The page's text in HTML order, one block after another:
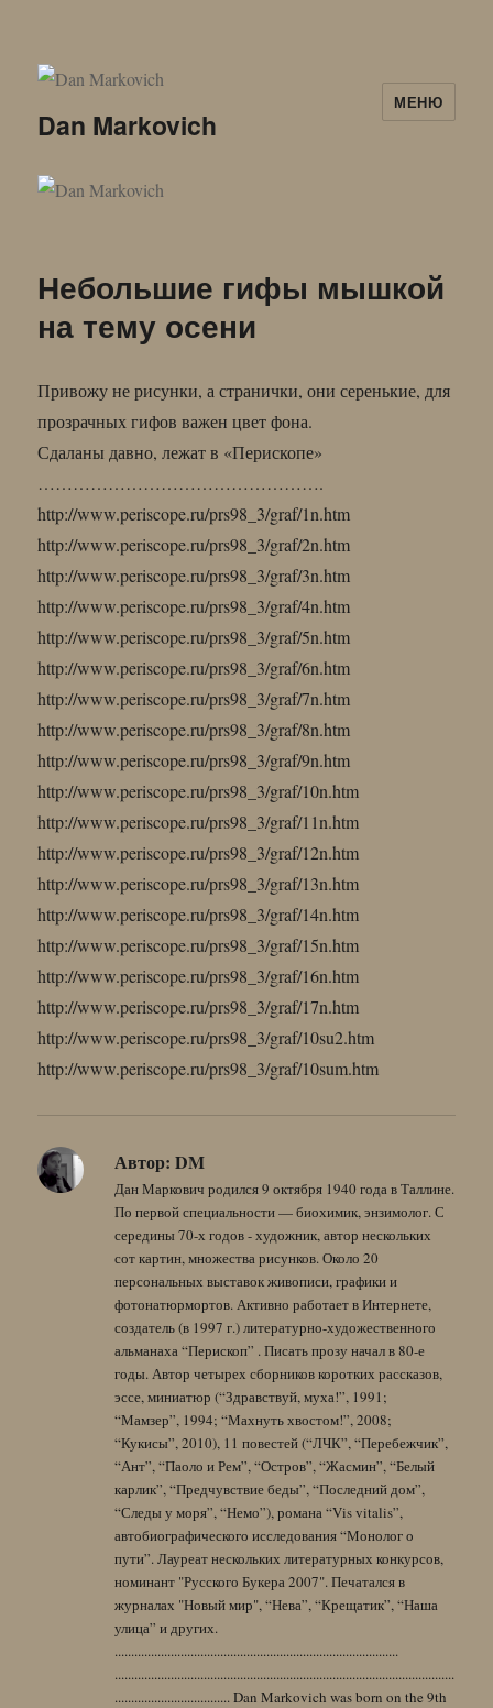
Dan Markovich
МЕНЮ
Небольшие гифы мышкой
на тему осени
Привожу не рисунки, а странички, они серенькие, для
прозрачных гифов важен цвет фона.
Сдаланы давно, лежат в «Перископе»
………………………………………….
http://www.periscope.ru/prs98_3/graf/1n.htm
http://www.periscope.ru/prs98_3/graf/2n.htm
http://www.periscope.ru/prs98_3/graf/3n.htm
http://www.periscope.ru/prs98_3/graf/4n.htm
http://www.periscope.ru/prs98_3/graf/5n.htm
http://www.periscope.ru/prs98_3/graf/6n.htm
http://www.periscope.ru/prs98_3/graf/7n.htm
http://www.periscope.ru/prs98_3/graf/8n.htm
http://www.periscope.ru/prs98_3/graf/9n.htm
http://www.periscope.ru/prs98_3/graf/10n.htm
http://www.periscope.ru/prs98_3/graf/11n.htm
http://www.periscope.ru/prs98_3/graf/12n.htm
http://www.periscope.ru/prs98_3/graf/13n.htm
http://www.periscope.ru/prs98_3/graf/14n.htm
http://www.periscope.ru/prs98_3/graf/15n.htm
http://www.periscope.ru/prs98_3/graf/16n.htm
http://www.periscope.ru/prs98_3/graf/17n.htm
http://www.periscope.ru/prs98_3/graf/10su2.htm
http://www.periscope.ru/prs98_3/graf/10sum.htm
Автор: DM
Дан Маркович родился 9 октября 1940 года в Таллине.
По первой специальности — биохимик, энзимолог. С
середины 70-х годов - художник, автор нескольких
сот картин, множества рисунков. Около 20
персональных выставок живописи, графики и
фотонатюрмортов. Активно работает в Интернете,
создатель (в 1997 г.) литературно-художественного
альманаха “Перископ” . Писать прозу начал в 80-е
годы. Автор четырех сборников коротких рассказов,
эссе, миниатюр (“Здравствуй, муха!”, 1991;
“Мамзер”, 1994; “Махнуть хвостом!”, 2008;
“Кукисы”, 2010), 11 повестей (“ЛЧК”, “Перебежчик”,
“Ант”, “Паоло и Рем”, “Остров”, “Жасмин”, “Белый
карлик”, “Предчувствие беды”, “Последний дом”,
“Следы у моря”, “Немо”), романа “Vis vitalis”,
автобиографического исследования “Монолог о
пути”. Лауреат нескольких литературных конкурсов,
номинант "Русского Букера 2007". Печатался в
журналах "Новый мир", “Нева”, “Крещатик”, “Наша
улица” и других.
......................................................................................
.......................................................................................................
................................... Dan Markovich was born on the 9th